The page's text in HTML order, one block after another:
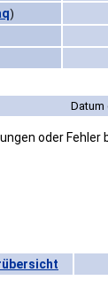
)
Datum
oder